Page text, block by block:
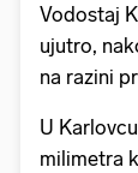
Vodostaj
ujutro,
na razini
U
milimetra